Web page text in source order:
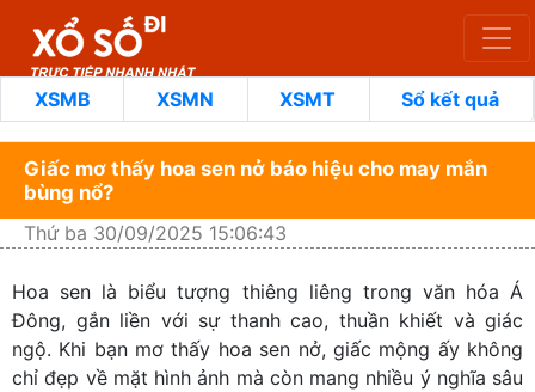
XSMB XSMN XSMT Sổ kết quả
Giấc mơ thấy hoa sen nở báo hiệu cho may mắn
bùng nổ?
Thứ ba 30/09/2025 15:06:43
Hoa sen là biểu tượng thiêng liêng trong văn hóa Á
Đông, gắn liền với sự thanh cao, thuần khiết và giác
ngộ. Khi bạn mơ thấy hoa sen nở, giấc mộng ấy không
chỉ đẹp về mặt hình ảnh mà còn mang nhiều ý nghĩa sâu